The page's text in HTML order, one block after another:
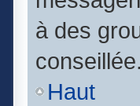
à des
conseillée.
Haut